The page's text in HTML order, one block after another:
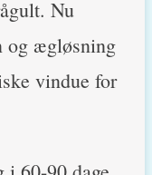
Nu
og ægløsning
vindue for